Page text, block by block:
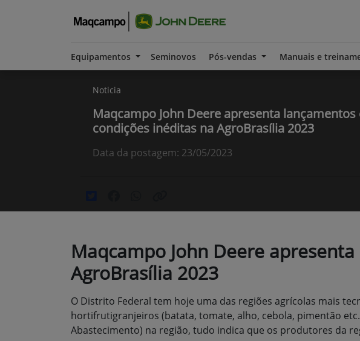
Equipamentos Seminovos Pós-vendas Manuais e
Noticia
Maqcampo John Deere apresenta lançamentos
condições inéditas na AgroBrasília 2023
Data da postagem: 23/05/2023
Maqcampo John Deere
AgroBrasília 2023
O Distrito Federal tem hoje uma das regiões agrícolas mais
hortifrutigranjeiros (batata, tomate, alho, cebola, pimentão
Abastecimento) na região, tudo indica que os produtores da